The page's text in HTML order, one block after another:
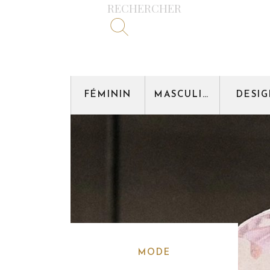
RECHERCHER
FÉMININ MASCULIN
MODE